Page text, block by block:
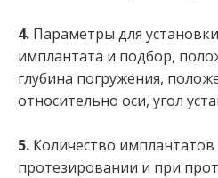
4. Параметры для
имплантата и подбор,
глубина погружения,
относительно оси, угол
5. Количество
протезировании и при